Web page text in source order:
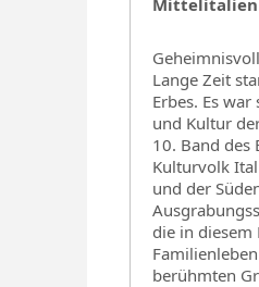
Mittelitalien
Lange Zeit
Erbes. Es
und Kultur
10. Band
Kulturvolk
und der
die in diesem
berühmten